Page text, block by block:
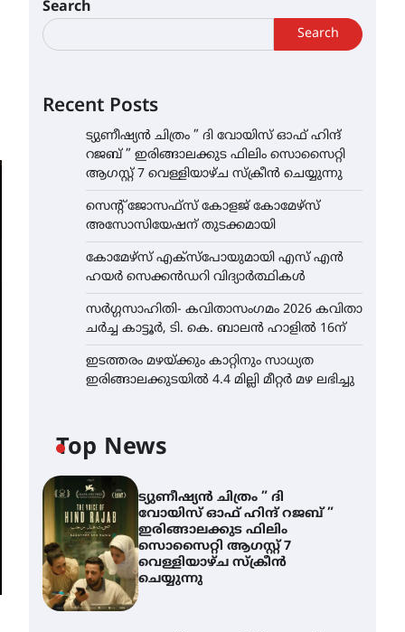
Search
Search
Recent Posts
ട്യുണീഷ്യൻ ചിത്രം ” ദി വോയിസ് ഓഫ് ഹിന്ദ്
റജബ് ” ഇരിങ്ങാലക്കുട ഫിലിം സൊസൈറ്റി
ആഗസ്റ്റ് 7 വെള്ളിയാഴ്ച സ്‌ക്രീൻ ചെയ്യുന്നു
സെന്റ് ജോസഫ്സ് കോളജ് കോമേഴ്‌സ്
അസോസിയേഷന് തുടക്കമായി
കോമേഴ്സ് എക്സ്പോയുമായി എസ് എൻ
ഹയർ സെക്കൻഡറി വിദ്യാർത്ഥികൾ
സർഗ്ഗസാഹിതി- കവിതാസംഗമം 2026 കവിതാ
ചർച്ച കാട്ടൂർ, ടി. കെ. ബാലൻ ഹാളിൽ 16ന്
ഇടത്തരം മഴയ്ക്കും കാറ്റിനും സാധ്യത
ഇരിങ്ങാലക്കുടയിൽ 4.4 മില്ലി മീറ്റർ മഴ ലഭിച്ചു
Top News
ട്യുണീഷ്യൻ ചിത്രം ” ദി
വോയിസ് ഓഫ് ഹിന്ദ് റജബ് ”
ഇരിങ്ങാലക്കുട ഫിലിം
സൊസൈറ്റി ആഗസ്റ്റ് 7
വെള്ളിയാഴ്ച സ്‌ക്രീൻ
ചെയ്യുന്നു